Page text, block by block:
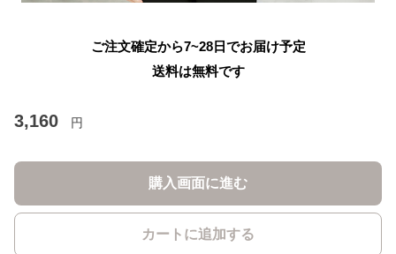
ご注文確定から7~28日でお届け予定
送料は無料です
3,160 円
購入画面に進む
カートに追加する